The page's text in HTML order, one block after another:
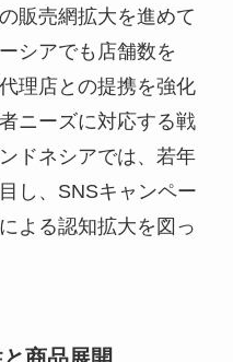
販売網拡大を進めて
シアでも店舗数を
理店との提携を強化
ニーズに対応する戦
ドネシアでは、若年
し、SNSキャンペー
よる認知拡大を図っ